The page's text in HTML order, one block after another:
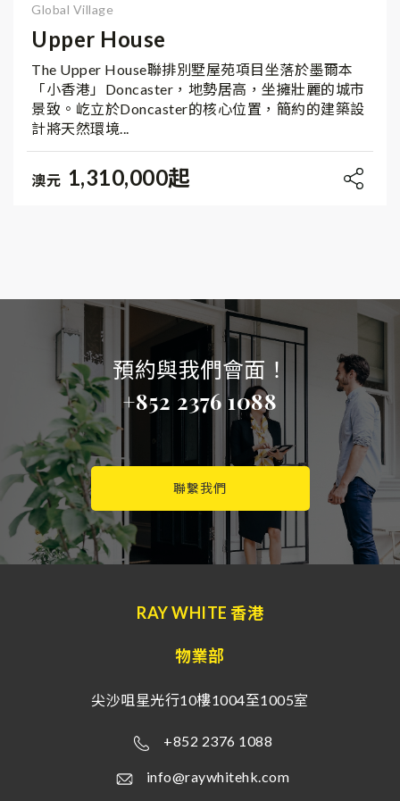
Global Village
Upper House
The Upper House聯排別墅屋苑項目坐落於墨爾本
「小香港」Doncaster，地勢居高，坐擁壯麗的城市
景致。屹立於Doncaster的核心位置，簡約的建築設
計將天然環境...
澳元 1,310,000起
預約與我們會面！
+852 2376 1088
聯繫我們
RAY WHITE 香港
物業部
尖沙咀星光行10樓1004至1005室
+852 2376 1088
info@raywhitehk.com